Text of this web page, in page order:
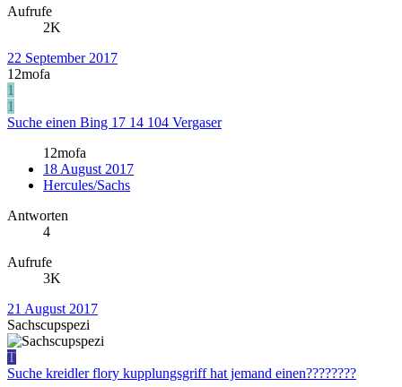
Aufrufe
2K
22 September 2017
12mofa
1
1
Suche einen Bing 17 14 104 Vergaser
12mofa
18 August 2017
Hercules/Sachs
Antworten
4
Aufrufe
3K
21 August 2017
Sachscupspezi
T
Suche kreidler flory kupplungsgriff hat jemand einen????????